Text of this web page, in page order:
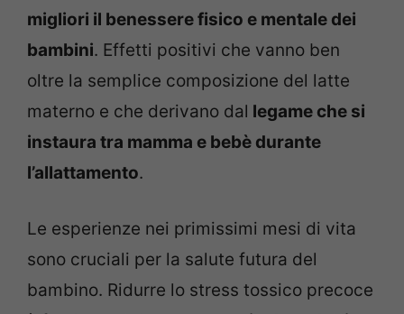
migliori il benessere fisico e mentale dei
bambini. Effetti positivi che vanno ben
oltre la semplice composizione del latte
materno e che derivano dal legame che si
instaura tra mamma e bebè durante
l’allattamento.
Le esperienze nei primissimi mesi di vita
sono cruciali per la salute futura del
bambino. Ridurre lo stress tossico precoce